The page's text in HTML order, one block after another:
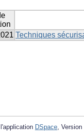
Techniques
DSpace,